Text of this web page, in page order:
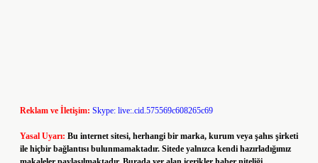
Reklam ve İletişim: Skype: live:.cid.575569c608265c69
Yasal Uyarı: Bu internet sitesi, herhangi bir marka, kurum veya şahıs şirketi
ile hiçbir bağlantısı bulunmamaktadır. Sitede yalnızca kendi hazırladığımız